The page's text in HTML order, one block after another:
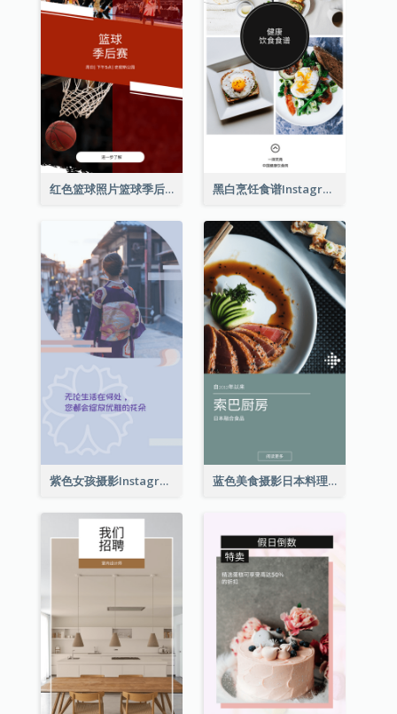
红色篮球照片篮球季后赛Instagram限时动态 黑白烹饪食谱Instagram限时动态
紫色女孩摄影Instagram限时动态 蓝色美食摄影日本料理Instagram限时动态